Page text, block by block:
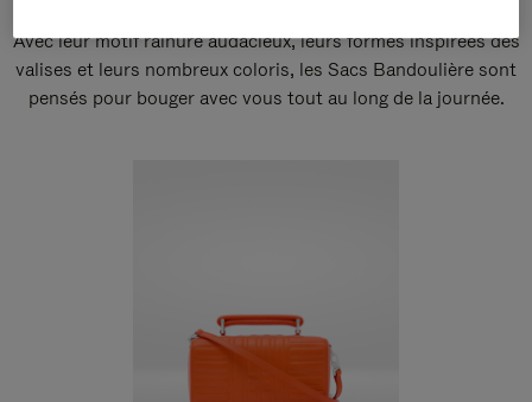
Avec leur motif rainuré audacieux, leurs formes inspirées des
valises et leurs nombreux coloris, les Sacs Bandoulière sont
pensés pour bouger avec vous tout au long de la journée.